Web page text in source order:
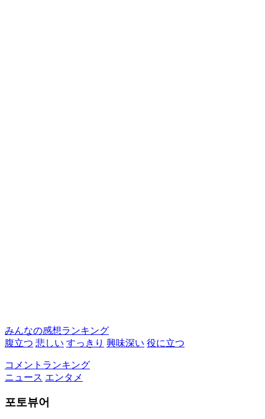
みんなの感想ランキング
腹立つ 悲しい すっきり 興味深い 役に立つ
コメントランキング
ニュース エンタメ
포토뷰어